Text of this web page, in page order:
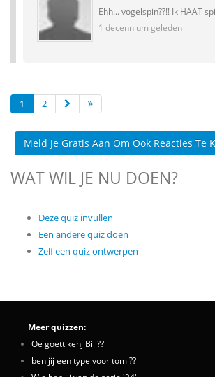
Ehh... vogelspin??!! Ik HAAT
1 decennium geleden
1 2
Meld Je Gratis Aan Om Ook Reacties Te
WAT WIL JE NU DOEN?
Deze quiz invullen
Een andere quiz doen
Zelf een quiz ontwerpen
Meer quizzen:
Oe goett kenj Bill??
ben jij een type voor tom ??